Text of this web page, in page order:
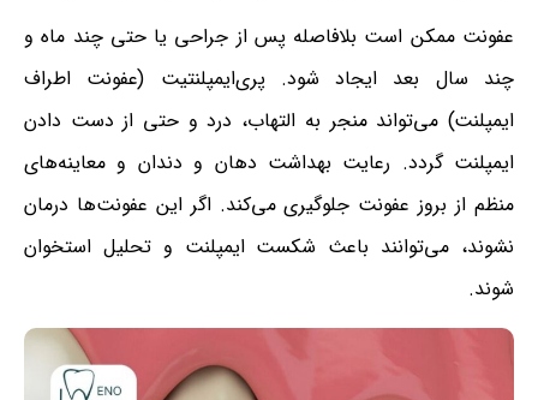
عفونت ممکن است بلافاصله پس از جراحی یا حتی چند ماه و
چند سال بعد ایجاد شود. پری‌ایمپلنتیت (عفونت اطراف
ایمپلنت) می‌تواند منجر به التهاب، درد و حتی از دست دادن
ایمپلنت گردد. رعایت بهداشت دهان و دندان و معاینه‌های
منظم از بروز عفونت جلوگیری می‌کند. اگر این عفونت‌ها درمان
نشوند، می‌توانند باعث شکست ایمپلنت و تحلیل استخوان
شوند.